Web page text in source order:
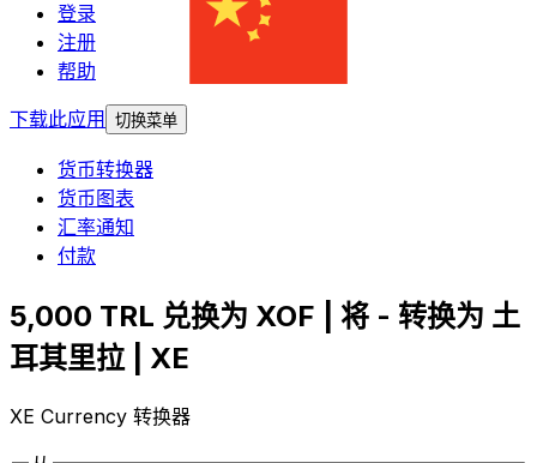
登录
注册
帮助
下载此应用
切换菜单
货币转换器
货币图表
汇率通知
付款
5,000 TRL 兑换为 XOF | 将 - 转换为 土
耳其里拉 | XE
XE Currency 转换器